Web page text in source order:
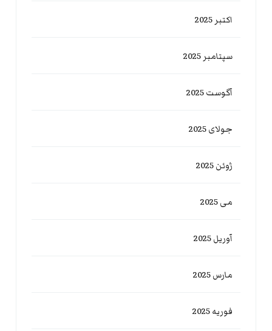
اکتبر 2025
سپتامبر 2025
آگوست 2025
جولای 2025
ژوئن 2025
می 2025
آوریل 2025
مارس 2025
فوریه 2025